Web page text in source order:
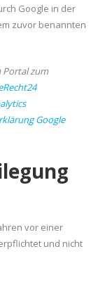
Google in der
zuvor benannten
Portal zum
Google
vor einer
und nicht